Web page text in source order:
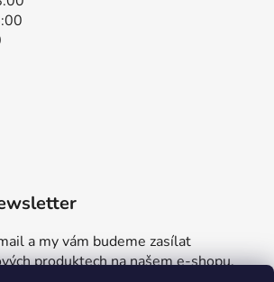
a my vám budeme zasílat
produktech na našem e-shopu.